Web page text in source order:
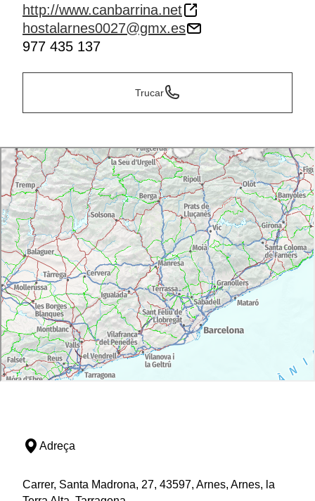
http://www.canbarrina.net
hostalarnes0027@gmx.es
977 435 137
Trucar
Adreça
Carrer, Santa Madrona, 27, 43597, Arnes, Arnes, la